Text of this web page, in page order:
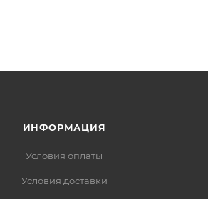
ИНФОРМАЦИЯ
Условия оплаты
Условия доставки